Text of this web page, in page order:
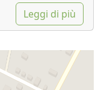
Leggi di più